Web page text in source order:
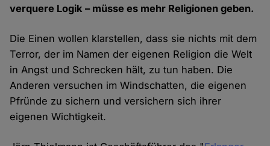
verquere Logik – müsse es mehr Religionen geben.
Die Einen wollen klarstellen, dass sie nichts mit dem
Terror, der im Namen der eigenen Religion die Welt
in Angst und Schrecken hält, zu tun haben. Die
Anderen versuchen im Windschatten, die eigenen
Pfründe zu sichern und versichern sich ihrer
eigenen Wichtigkeit.